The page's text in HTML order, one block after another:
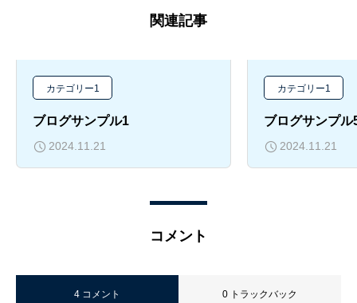
関連記事
カテゴリー1
ブログサンプル1
2024.11.21
カテゴリー1
ブログサンプル
2024.11.21
コメント
4 コメント 0 トラックバック